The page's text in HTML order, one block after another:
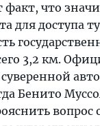
что
для доступа
3,2 км.
Бенито
вопрос